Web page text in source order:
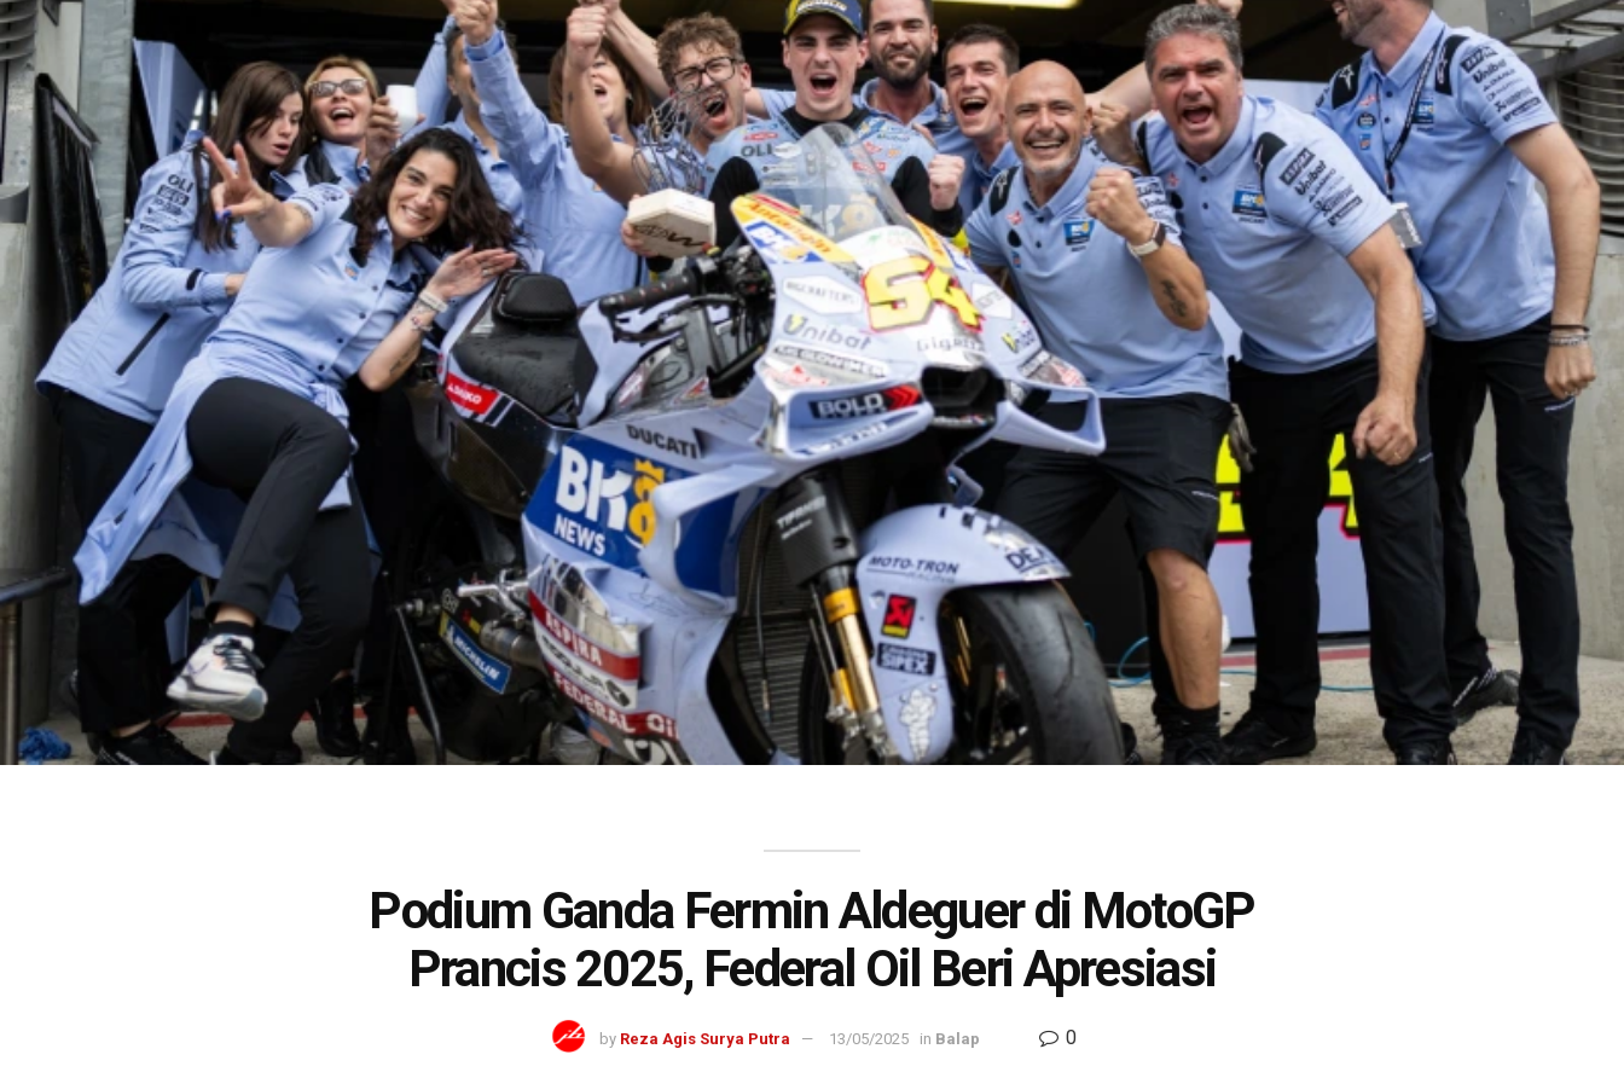
Podium Ganda Fermin Aldeguer di MotoGP
Prancis 2025, Federal Oil Beri Apresiasi
by Reza Agis Surya Putra 13/05/2025 in Balap 0